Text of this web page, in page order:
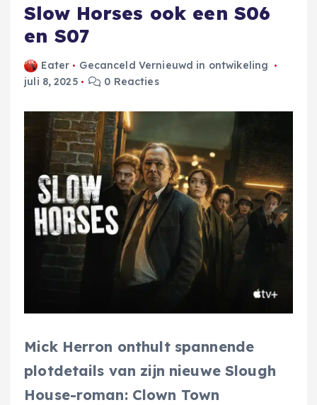
Slow Horses ook een S06
en S07
Eater
Gecanceld Vernieuwd in ontwikeling
juli 8, 2025
0 Reacties
Mick Herron onthult spannende
plotdetails van zijn nieuwe Slough
House-roman: Clown Town